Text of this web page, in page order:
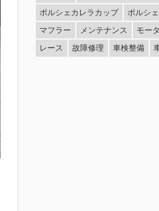
ポルシェカレラカップ
ポルシ
マフラー
メンテナンス
モー
レース
故障修理 車検整備